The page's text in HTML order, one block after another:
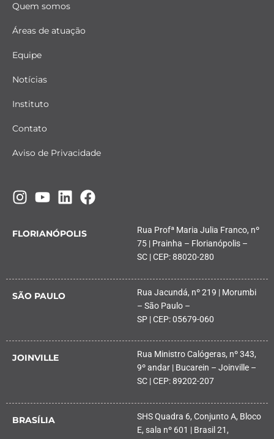
Quem somos
Áreas de atuação
Equipe
Notícias
Instituto
Contato
Aviso de Privacidade
FLORIANÓPOLIS
Rua Profª Maria Julia Franco, nº
75 | Prainha – Florianópolis –
SC | CEP: 88020-280
SÃO PAULO
Rua Jacundá, nº 219 | Morumbi
– São Paulo –
SP | CEP: 05679-060
JOINVILLE
Rua Ministro Calógeras, nº 343,
9º andar | Bucarein – Joinville –
SC | CEP: 89202-207
BRASÍLIA
SHS Quadra 6, Conjunto A, Bloco
E, sala nº 601 | Brasil 21,